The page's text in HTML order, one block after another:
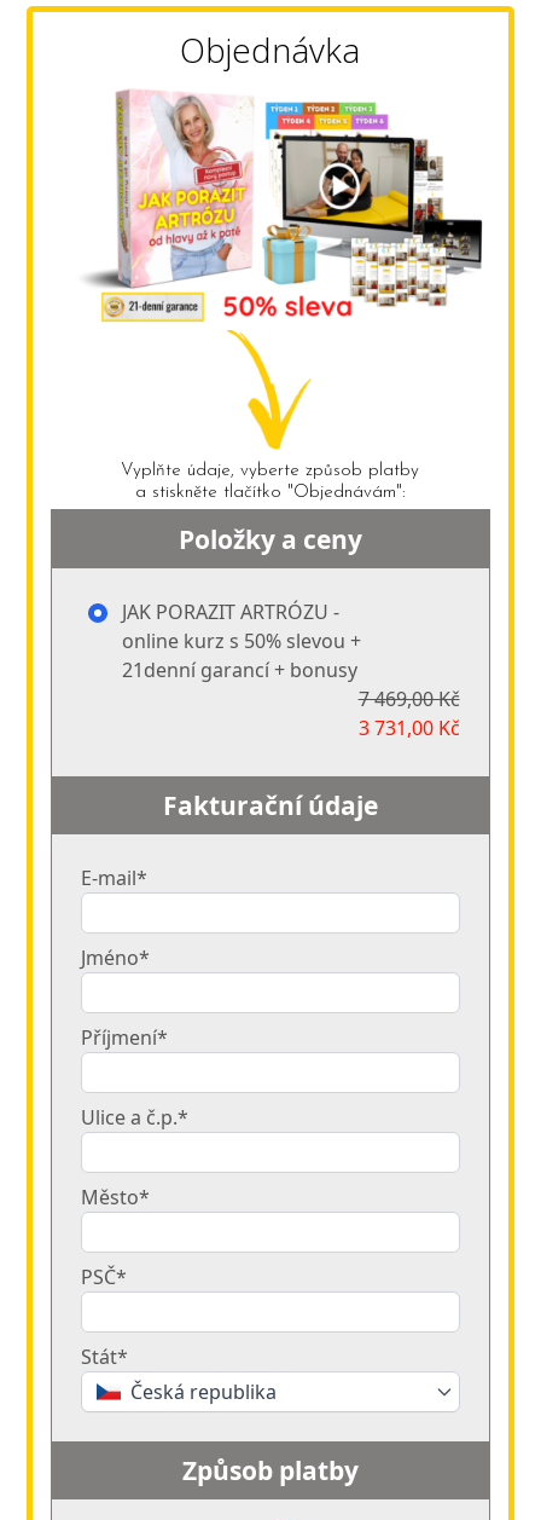
Objednávka
Vyplňte údaje, vyberte způsob platby
a stiskněte tlačítko "Objednávám":
Položky a ceny
JAK PORAZIT ARTRÓZU -
online kurz s 50% slevou +
21denní garancí + bonusy
7 469,00 Kč
3 731,00 Kč
Fakturační údaje
E-mail*
Jméno*
Příjmení*
Ulice a č.p.*
Město*
PSČ*
Stát*
Česká republika
Způsob platby